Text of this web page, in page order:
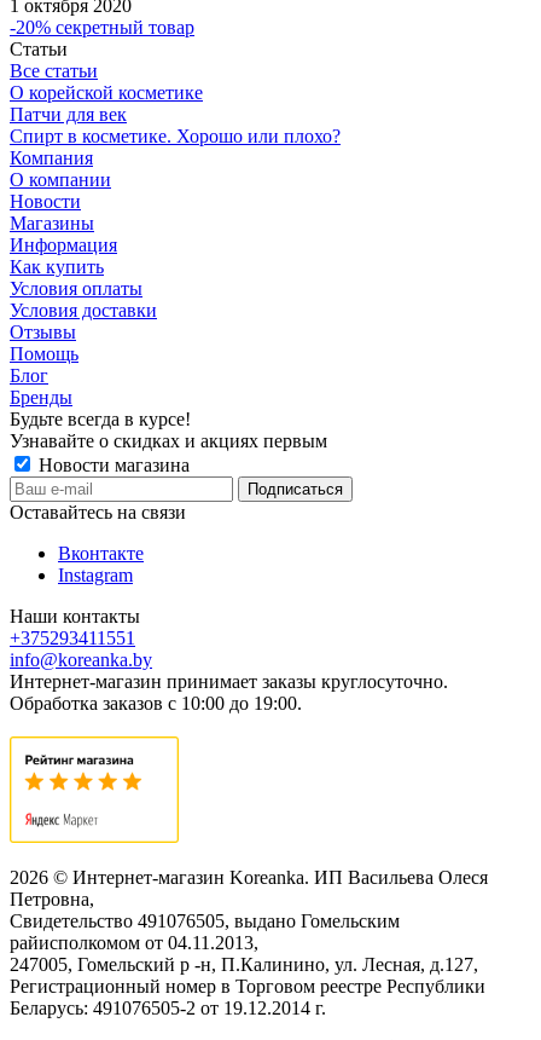
1 октября 2020
-20% секретный товар
Статьи
Все статьи
О корейской косметике
Патчи для век
Спирт в косметике. Хорошо или плохо?
Компания
О компании
Новости
Магазины
Информация
Как купить
Условия оплаты
Условия доставки
Отзывы
Помощь
Блог
Бренды
Будьте всегда в курсе!
Узнавайте о скидках и акциях первым
Новости магазина
Оставайтесь на связи
Вконтакте
Instagram
Наши контакты
+375293411551
info@koreanka.by
Интернет-магазин принимает заказы круглосуточно.
Обработка заказов с 10:00 до 19:00.
2026 © Интернет-магазин Koreanka. ИП Васильева Олеся
Петровна,
Свидетельство ‎491076505, выдано Гомельским
райисполкомом от 04.11.2013,
247005, Гомельский р -н, П.Калинино, ул. Лесная, д.127,
Регистрационный номер в Торговом реестре Республики
Беларусь: ‎491076505-2 от 19.12.2014 г.